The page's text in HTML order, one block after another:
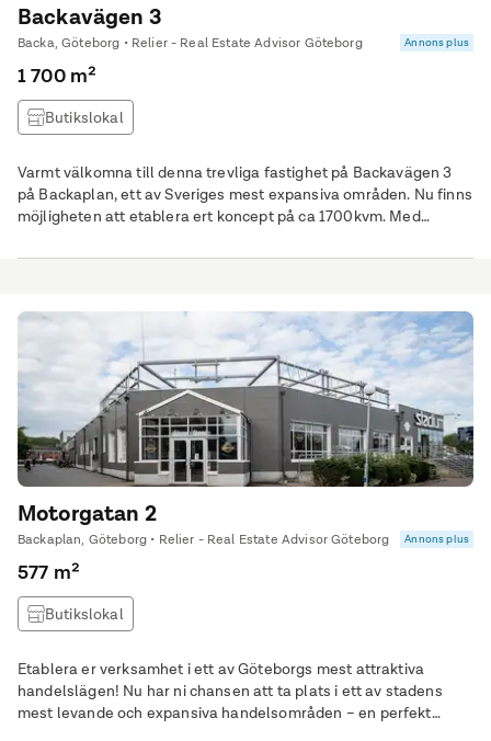
Backavägen 3
Backa, Göteborg • Relier - Real Estate Advisor Göteborg Annons plus
1 700 m²
Butikslokal
Varmt välkomna till denna trevliga fastighet på Backavägen 3
på Backaplan, ett av Sveriges mest expansiva områden. Nu finns
möjligheten att etablera ert koncept på ca 1700kvm. Med
kollektivtrafik är det enkelt för både kunder och personal att nå
Motorgatan 2
Backaplan, Göteborg • Relier - Real Estate Advisor Göteborg Annons plus
577 m²
Butikslokal
Etablera er verksamhet i ett av Göteborgs mest attraktiva
handelslägen! Nu har ni chansen att ta plats i ett av stadens
mest levande och expansiva handelsområden – en perfekt